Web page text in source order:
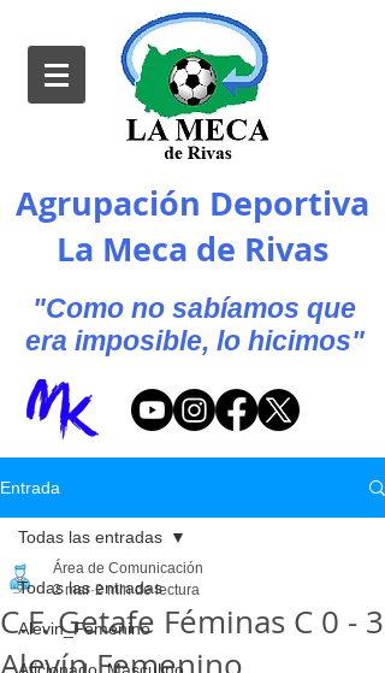
Agrupación Deportiva
La Meca de Rivas
"Como no sabíamos que
era imposible, lo hicimos"
Entrada
Todas las entradas
Alevin_Femenino
Todas las entradas
C.F. Getafe Féminas C 0 - 3
Área de Comunicación
2 mar 2 min de lectura